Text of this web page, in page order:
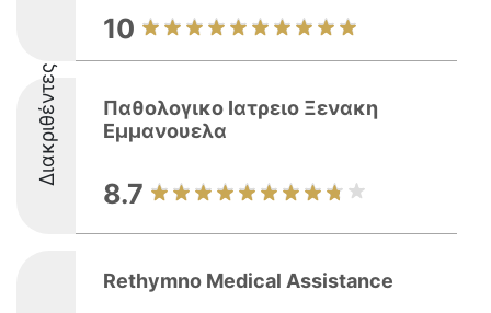
10
Διακριθέντες
Παθολογικο Ιατρειο Ξενακη
Εμμανουελα
8.7
Rethymno Medical Assistance